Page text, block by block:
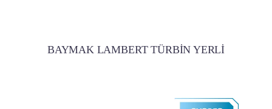
BAYMAK LAMBERT TÜRBİN YERLİ